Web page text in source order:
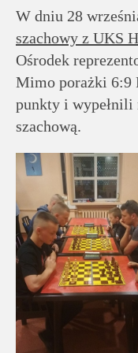
Dla
Historia
Wirtualny
spacer
Mapa
strony
Deklaracja
W dniu 28
szachowy z UKS
Ośrodek
Mimo porażki 6:9
punkty i wypełnili
szachową.